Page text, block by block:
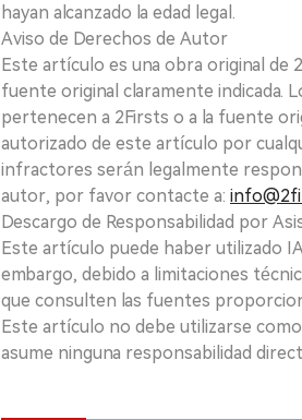
hayan alcanzado la edad legal.
Aviso de Derechos de Autor
Este artículo es una obra original
fuente original claramente indicada.
pertenecen a 2Firsts o a la fuente
autorizado de este artículo por
infractores serán legalmente
autor, por favor contacte a:
Descargo de Responsabilidad por
Este artículo puede haber utilizado
embargo, debido a limitaciones
que consulten las fuentes
Este artículo no debe utilizarse
asume ninguna responsabilidad